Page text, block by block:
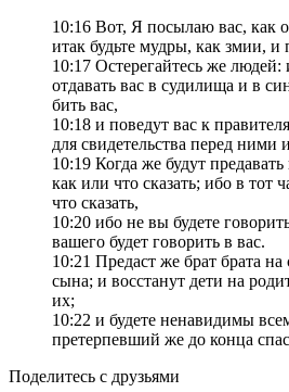
10:16 Вот, Я посылаю вас, как
итак будьте мудры, как змии, и
10:17 Остерегайтесь же людей:
отдавать вас в судилища и в
бить вас,
10:18 и поведут вас к
для свидетельства перед ними
10:19 Когда же будут предавать
как или что сказать; ибо в тот
что сказать,
10:20 ибо не вы будете
вашего будет говорить в вас.
10:21 Предаст же брат брата
сына; и восстанут дети на
их;
10:22 и будете ненавидимы
претерпевший же до конца
Поделитесь с друзьями